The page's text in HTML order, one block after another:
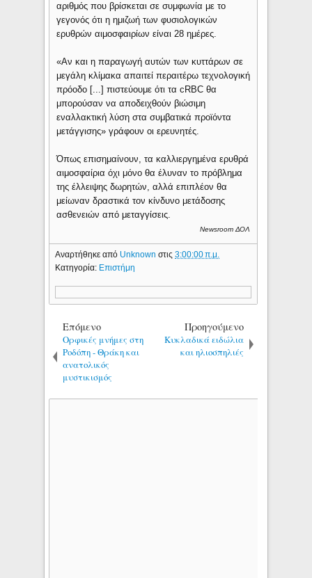
αριθμός που βρίσκεται σε συμφωνία με το
γεγονός ότι η ημιζωή των φυσιολογικών
ερυθρών αιμοσφαιρίων είναι 28 ημέρες.
«Αν και η παραγωγή αυτών των κυττάρων σε
μεγάλη κλίμακα απαιτεί περαιτέρω τεχνολογική
πρόοδο [...] πιστεύουμε ότι τα cRBC θα
μπορούσαν να αποδειχθούν βιώσιμη
εναλλακτική λύση στα συμβατικά προϊόντα
μετάγγισης» γράφουν οι ερευνητές.
Όπως επισημαίνουν, τα καλλιεργημένα ερυθρά
αιμοσφαίρια όχι μόνο θα έλυναν το πρόβλημα
της έλλειψης δωρητών, αλλά επιπλέον θα
μείωναν δραστικά τον κίνδυνο μετάδοσης
ασθενειών από μεταγγίσεις.
Newsroom ΔΟΛ
Αναρτήθηκε από Unknownστις3:00:00 π.μ.
Κατηγορία: Επιστήμη
Επόμενο
Ορφικές μνήμες στη
Ροδόπη - Θράκη και
ανατολικός
μυστικισμός
Προηγούμενο
Κυκλαδικά ειδώλια
και ηλιοσπηλιές